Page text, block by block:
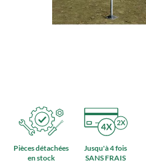
Pièces détachées
en stock
Jusqu'à 4 fois
SANS FRAIS